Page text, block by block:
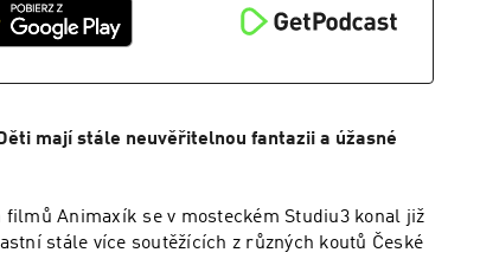
tramvaje.
mají stále neuvěřitelnou fantazii a úžasné
filmů Animaxík se v mosteckém Studiu3 konal již
stále více soutěžících z různých koutů České